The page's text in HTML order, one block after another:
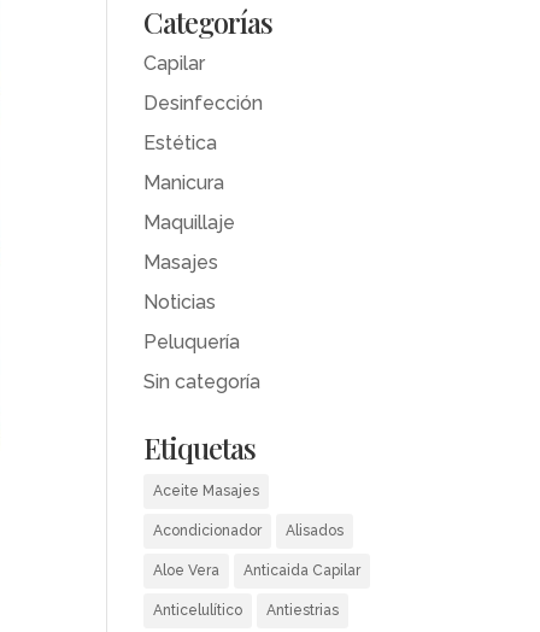
Categorías
Capilar
Desinfección
Estética
Manicura
Maquillaje
Masajes
Noticias
Peluquería
Sin categoría
Etiquetas
Aceite Masajes
Acondicionador Alisados
Aloe Vera Anticaida Capilar
Anticelulítico Antiestrias